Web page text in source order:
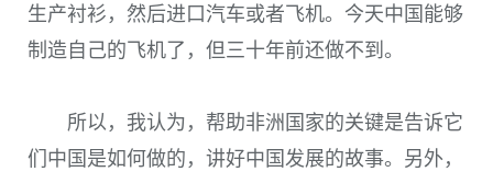
生产衬衫，然后进口汽车或者飞机。今天中国能够
制造自己的飞机了，但三十年前还做不到。
所以，我认为，帮助非洲国家的关键是告诉它
们中国是如何做的，讲好中国发展的故事。另外，